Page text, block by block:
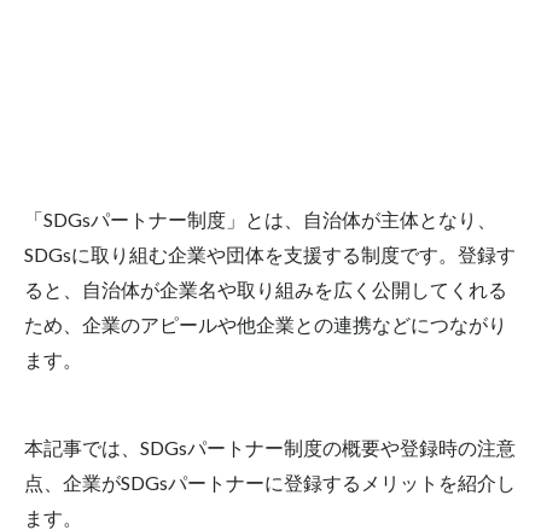
「SDGsパートナー制度」とは、自治体が主体となり、
SDGsに取り組む企業や団体を支援する制度です。登録す
ると、自治体が企業名や取り組みを広く公開してくれる
ため、企業のアピールや他企業との連携などにつながり
ます。
本記事では、SDGsパートナー制度の概要や登録時の注意
点、企業がSDGsパートナーに登録するメリットを紹介し
ます。
板挟みイノベーター｜2025.4
板挟みイノベーター｜2025.5
板挟みイノベーター｜2025.6
研究シーズ×経営のプロ
組織人事
調査結果
越境学習